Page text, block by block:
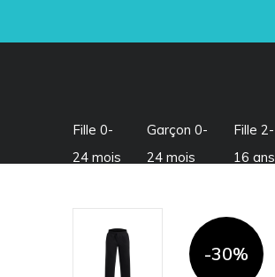
Fille 0-
24 mois
Garçon 0-
24 mois
Fille 2-
16 ans
-30%